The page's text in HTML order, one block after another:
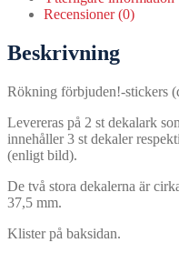
Recensioner (0)
Beskrivning
Rökning förbjuden!-stickers
Levereras på 2 st dekalark
innehåller 3 st dekaler
(enligt bild).
De två stora dekalerna är
37,5 mm.
Klister på baksidan.